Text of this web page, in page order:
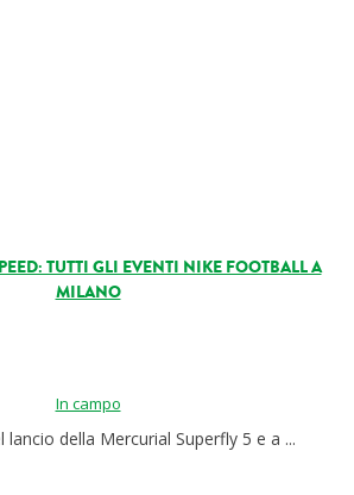
TUTTI GLI EVENTI NIKE FOOTBALL A
MILANO
In campo
lancio della Mercurial Superfly 5 e a ...